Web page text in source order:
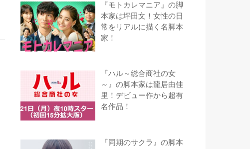
『モトカレマニア』の脚
本家は坪田文！女性の日
常をリアルに描く名脚本
家！
『ハル～総合商社の女
～』の脚本家は龍居由佳
里！デビュー作から超有
名作品！
『同期のサクラ』の脚本